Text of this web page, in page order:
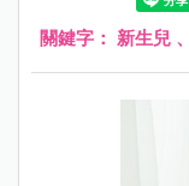
關鍵字： 新生兒 、